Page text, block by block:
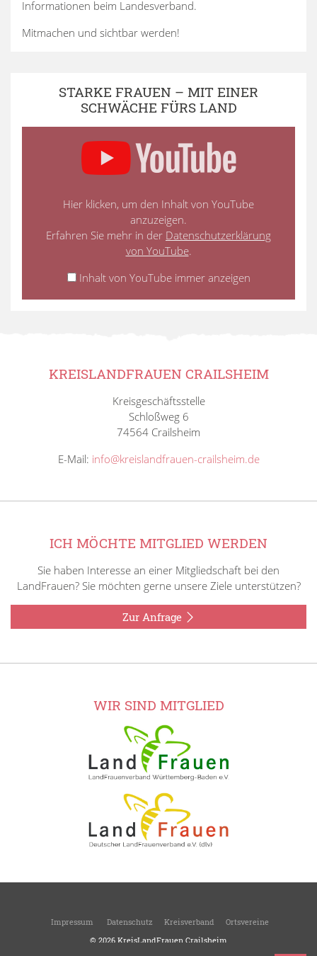
Informationen beim Landesverband.
Mitmachen und sichtbar werden!
STARKE FRAUEN – MIT EINER
SCHWÄCHE FÜRS LAND
Hier klicken, um den Inhalt von YouTube
anzuzeigen.
Erfahren Sie mehr in der Datenschutzerklärung
von YouTube.
Inhalt von YouTube immer anzeigen
KREISLANDFRAUEN CRAILSHEIM
Kreisgeschäftsstelle
Schloßweg 6
74564 Crailsheim
E-Mail: info@kreislandfrauen-crailsheim.de
ICH MÖCHTE MITGLIED WERDEN
Sie haben Interesse an einer Mitgliedschaft bei den
LandFrauen? Sie möchten gerne unsere Ziele unterstützen?
Zur Anfrage
WIR SIND MITGLIED
Impressum Datenschutz Kreisverband
Ortsvereine
© 2026 KreisLandFrauen Crailsheim